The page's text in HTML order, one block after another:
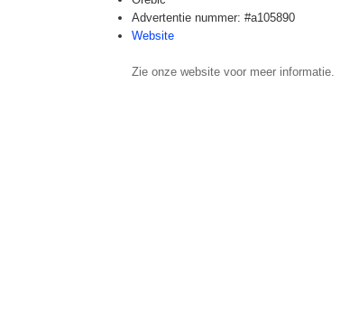
Advertentie nummer: #a105890
Website
Zie onze website voor meer informatie.